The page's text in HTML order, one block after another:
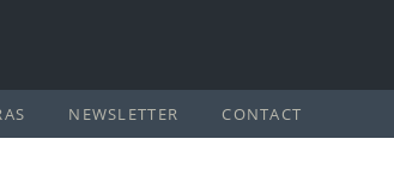
NEWSLETTER CONTACT